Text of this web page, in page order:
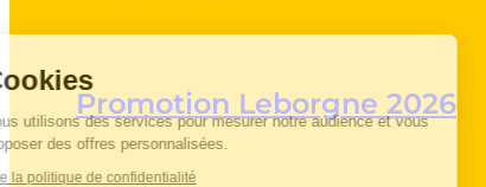
Promotion Leborgne 2026
Cookies
Nous utilisons des services pour mesurer notre audience et vous
proposer des offres personnalisées.
Lire la politique de confidentialité